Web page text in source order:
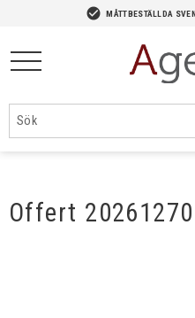
check_circle MÅTTBESTÄLLDA
Offert 20261270